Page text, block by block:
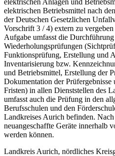
elektrischen Betriebsmittel nach
der Deutschen Gesetzlichen
Vorschrift 3 / 4) extern zu
Aufgabe umfasst die
Wiederholungsprüfungen
Funktionsprüfung, Erstellung und
Inventarisierung bzw.
und Betriebsmittel, Erstellung der
Dokumentation der
Fristen) in allen Dienststellen des
umfasst auch die Prüfung in den
Berufsschulen und den
Landkreises Aurich befinden.
neuangeschaffte Geräte innerhalb
werden können.
Landkreis Aurich, nördliches